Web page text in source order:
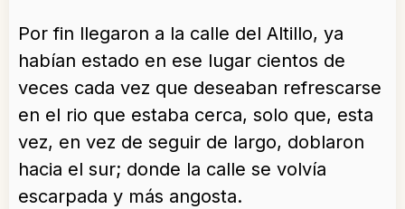
Por fin llegaron a la calle del Altillo, ya
habían estado en ese lugar cientos de
veces cada vez que deseaban refrescarse
en el rio que estaba cerca, solo que, esta
vez, en vez de seguir de largo, doblaron
hacia el sur; donde la calle se volvía
escarpada y más angosta.